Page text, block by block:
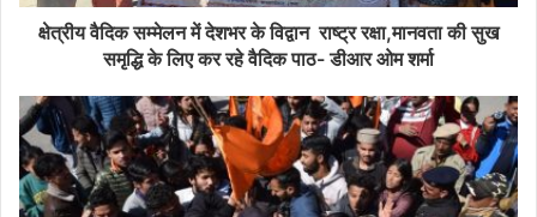
क्षेत्रीय वैदिक सम्मेलन में देशभर के विद्वान राष्ट्र रक्षा,मानवता की सुख
समृद्धि के लिए कर रहे वैदिक पाठ- डीआर ओम शर्मा